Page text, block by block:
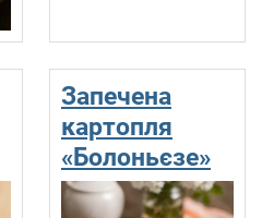
Запечена
картопля
«Болоньєзе»